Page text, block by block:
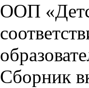
ООП
Сборник